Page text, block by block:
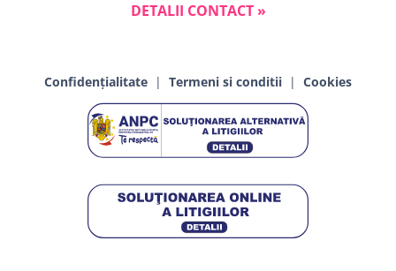
DETALII CONTACT »
Confidențialitate | Termeni si conditii | Cookies